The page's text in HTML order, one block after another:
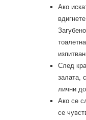
Ако
След
залата,
лични
Ако се
се